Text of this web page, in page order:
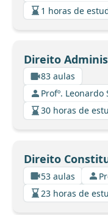
1 horas de
Direito
83 aulas
Profº. Leonardo
30 horas de
Direito
53 aulas
23 horas de